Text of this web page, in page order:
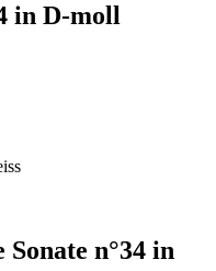
in D-moll
Sonate n°34 in